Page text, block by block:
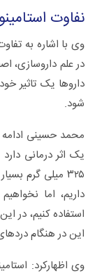
نفاوت
وی با اشاره به
در علم داروسازی،
داروها یک تاثیر
شود.
۳۲۵ میلی گرم
داریم، اما
استفاده کنیم، در
این در هنگام